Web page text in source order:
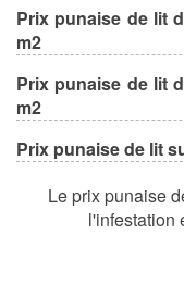
Prix punaise de lit
m2
Prix punaise de lit
m2
Prix punaise de lit
Le prix punaise
l'infestation